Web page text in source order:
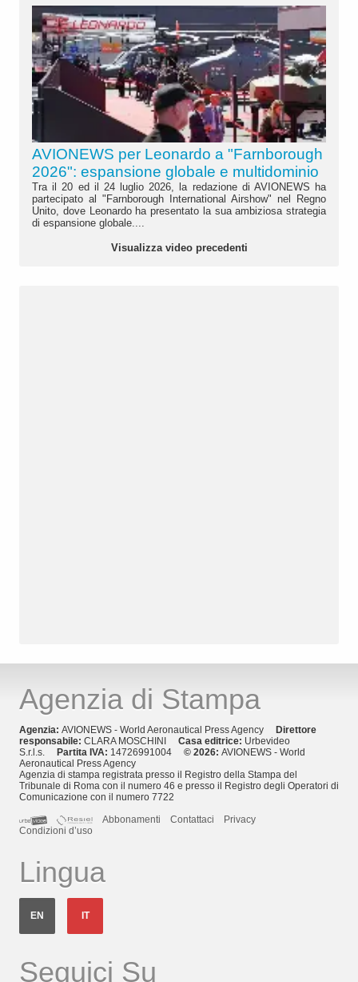
AVIONEWS per Leonardo a "Farnborough
2026": espansione globale e multidominio
Tra il 20 ed il 24 luglio 2026, la redazione di AVIONEWS ha
partecipato al "Farnborough International Airshow" nel Regno
Unito, dove Leonardo ha presentato la sua ambiziosa strategia
di espansione globale....
Visualizza video precedenti
Agenzia di Stampa
Agenzia: AVIONEWS - World Aeronautical Press Agency
Direttore
responsabile: CLARA MOSCHINI Casa editrice: Urbevideo
S.r.l.s.
Partita IVA: 14726991004 © 2026: AVIONEWS - World
Aeronautical Press Agency
Agenzia di stampa registrata presso il Registro della Stampa del
Tribunale di Roma con il numero 46 e presso il Registro degli Operatori di
Comunicazione con il numero 7722
Abbonamenti
Contattaci
Privacy
Condizioni d’uso
Lingua
EN IT
Seguici Su